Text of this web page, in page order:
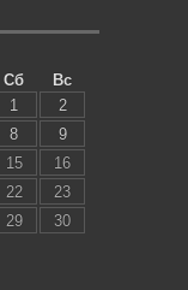
Сб
Вс
1
2
8
9
15
16
22
23
29
30